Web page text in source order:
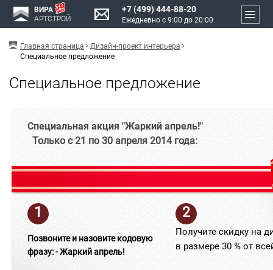
ВИРА
АРТСТРОЙ
+7 (499) 444-88-20
Ежедневно с 9:00 до 20:00
Главная страница
Дизайн-проект интерьера
Специальное предложение
Специальное предложение
Специальная акция "Жаркий апрель!"
Только с 21 по 30 апреля 2014 года:
1
Позвоните и назовите кодовую
фразу: - Жаркий апрель!
2
Получите скидку на
в размере 30 % от